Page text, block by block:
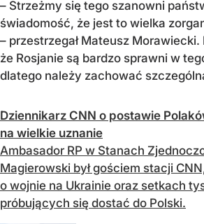
– Strzeżmy się tego szanowni
świadomość, że jest to wielka
– przestrzegał Mateusz
że Rosjanie są bardzo sprawni w
dlatego należy zachować
Dziennikarz CNN o postawie
na wielkie uznanie
Ambasador RP w Stanach
Magierowski był gościem stacji
o wojnie na Ukrainie oraz setkach
próbujących się dostać do Polski.